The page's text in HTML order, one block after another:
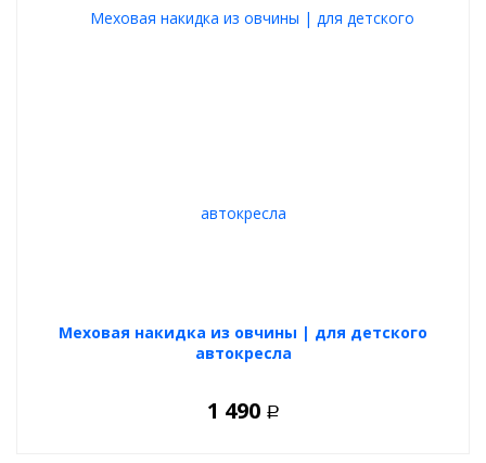
Меховая накидка из овчины | для детского
автокресла
1 490 Р